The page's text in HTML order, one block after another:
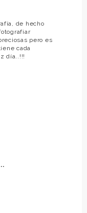
de hecho
pero es
cada
día..!!!